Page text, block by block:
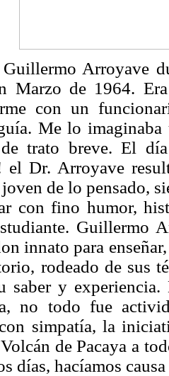
Arroyave
Marzo de 1964.
con un
Me lo imaginaba
trato breve. El
el Dr. Arroyave
de lo pensado,
con fino humor,
Guillermo
innato para
rodeado de sus
saber y
no todo fue
simpatía, la
de Pacaya a
días, hacíamos